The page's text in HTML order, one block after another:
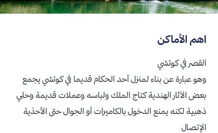
اهم الأماكن
القصر في كوتشي
وهو عبارة عن بناء لمنزل أحد الحكام قديما في كوتشي يجمع
بعض الآثار الهندية كتاج الملك ولباسه وعملات قديمة وحلي
ذهبية لكنه يمنع الدخول بالكاميرات أو الجوال حتى الأحذية
الإتصال